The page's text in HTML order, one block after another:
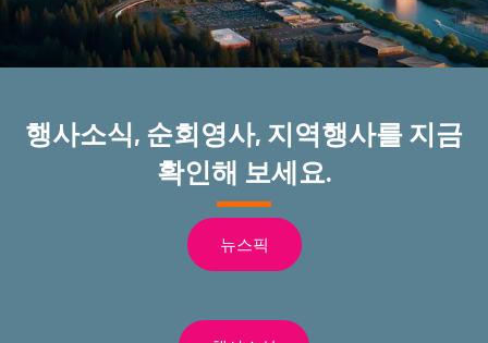
행사소식, 순회영사, 지역행사를 지금
확인해 보세요.
뉴스픽